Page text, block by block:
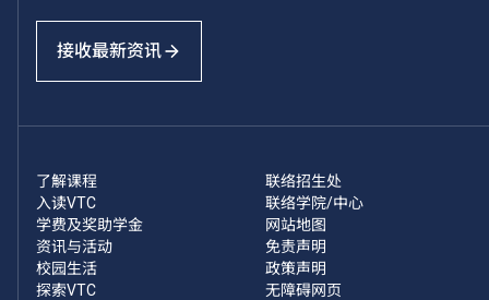
接收最新资讯
了解课程
入读VTC
学费及奖助学金
资讯与活动
校园生活
探索VTC
联络招生处
联络学院/中心
网站地图
免责声明
政策声明
无障碍网页